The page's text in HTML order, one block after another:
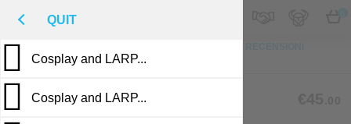
M
PUBBLICAZIONI
QUIT
Cosplay and LARP...
Cosplay and LARP...
CL-13